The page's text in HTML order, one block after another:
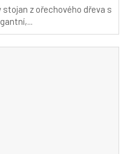
z ořechového dřeva s